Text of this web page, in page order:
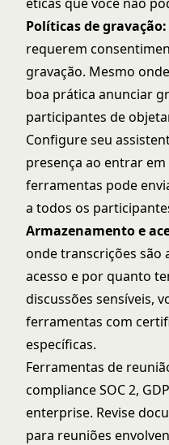
Políticas de gravação:
requerem
gravação. Mesmo
boa prática anunciar
participantes de
Configure seu
presença ao entrar
ferramentas pode
a todos os
Armazenamento e
onde transcrições são
acesso e por quanto
discussões sensíveis,
ferramentas com
específicas.
Ferramentas de
compliance SOC 2,
enterprise. Revise
para reuniões